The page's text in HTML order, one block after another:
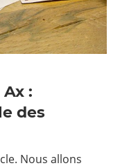
:
des
Nous allons